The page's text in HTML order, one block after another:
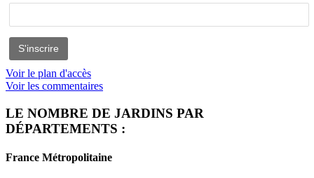
Voir le plan d'accès
Voir les commentaires
LE NOMBRE DE JARDINS PAR
DÉPARTEMENTS :
France Métropolitaine